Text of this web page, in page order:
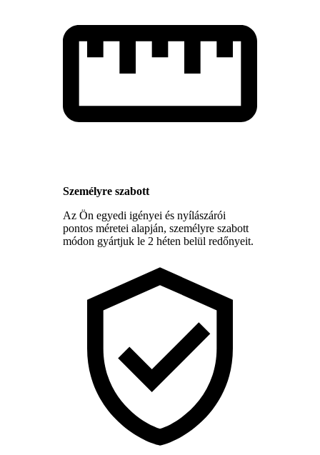
Személyre szabott
Az Ön egyedi igényei és nyílászárói
pontos méretei alapján, személyre szabott
módon gyártjuk le 2 héten belül redőnyeit.